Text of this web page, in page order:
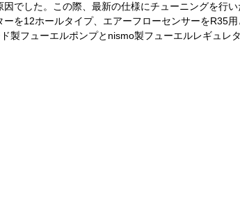
でした。この際、最新の仕様にチューニングを行い
を12ホールタイプ、エアーフローセンサーをR35用
製フューエルポンプとnismo製フューエルレギュレ